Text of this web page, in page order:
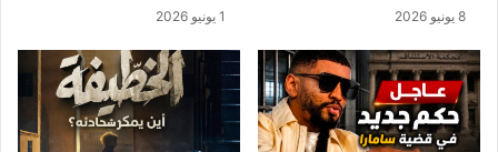
8 يونيو 2026 1 يونيو 2026